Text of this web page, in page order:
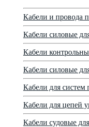
Кабели и провода
Кабели силовые
Кабели
Кабели силовые
Кабели для систем
Кабели для цепей
Кабели судовые